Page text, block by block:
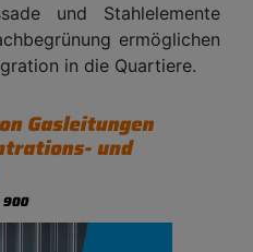
und Stahlelemente
ermöglichen
in die Quartiere.